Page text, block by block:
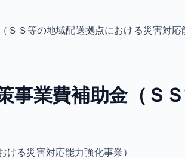
Ｓ等の地域配送拠点における災害対応
業費補助金（Ｓ
る災害対応能力強化事業）